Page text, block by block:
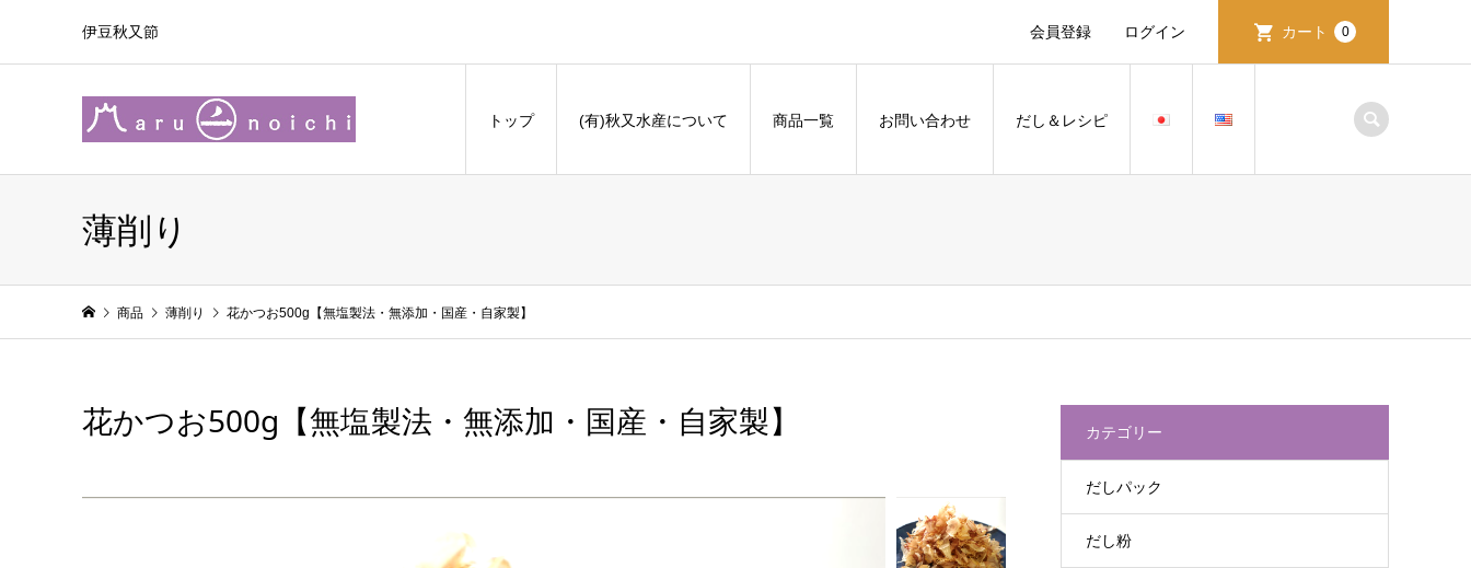
伊豆秋又節 会員登録 ログイン カート 0
トップ (有)秋又水産について 商品一覧 お問い合わせ だし＆レシピ
薄削り
商品 薄削り 花かつお500g【無塩製法・無添加・国産・自家製】
花かつお500g【無塩製法・無添加・国産・自家製】 カテゴリー
だしパック
だし粉